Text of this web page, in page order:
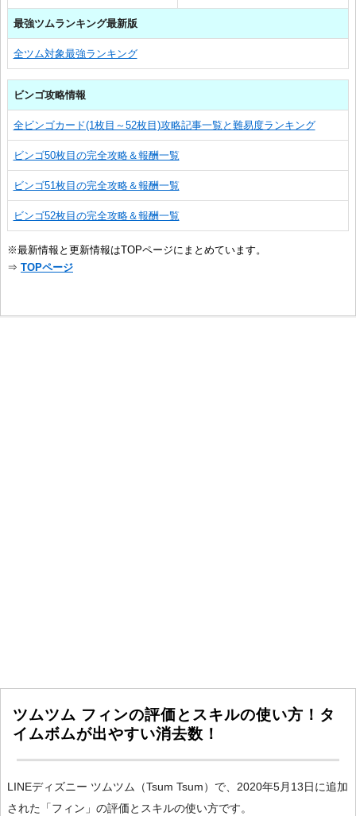
最強ツムランキング最新版
全ツム対象最強ランキング
ビンゴ攻略情報
全ビンゴカード(1枚目～52枚目)攻略記事一覧と難易度ランキング
ビンゴ50枚目の完全攻略＆報酬一覧
ビンゴ51枚目の完全攻略＆報酬一覧
ビンゴ52枚目の完全攻略＆報酬一覧
※最新情報と更新情報はTOPページにまとめています。
⇒ TOPページ
ツムツム フィンの評価とスキルの使い方！タ
イムボムが出やすい消去数！
LINEディズニー ツムツム（Tsum Tsum）で、2020年5月13日に追加
された「フィン」の評価とスキルの使い方です。